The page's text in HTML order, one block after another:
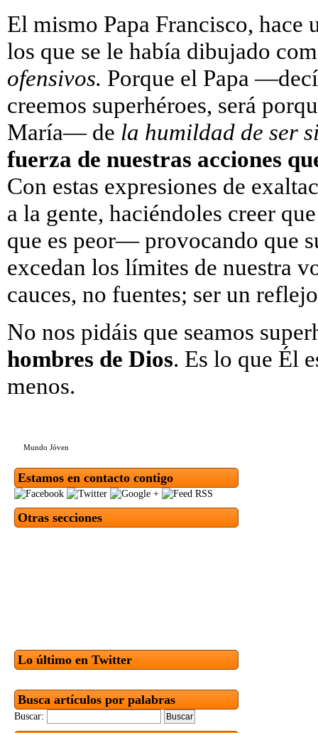
El mismo Papa Francisco, hace
los que se le había dibujado
ofensivos. Porque el Papa
creemos superhéroes, será
María— de la humildad de ser
fuerza de nuestras acciones
Con estas expresiones de
a la gente, haciéndoles creer
que es peor— provocando que
excedan los límites de nuestra
cauces, no fuentes; ser un
No nos pidáis que seamos
hombres de Dios. Es lo que Él
menos.
Mundo Jóven
Estamos en contacto contigo
Otras secciones
Lo último en Twitter
Busca artículos por palabras
Buscar: